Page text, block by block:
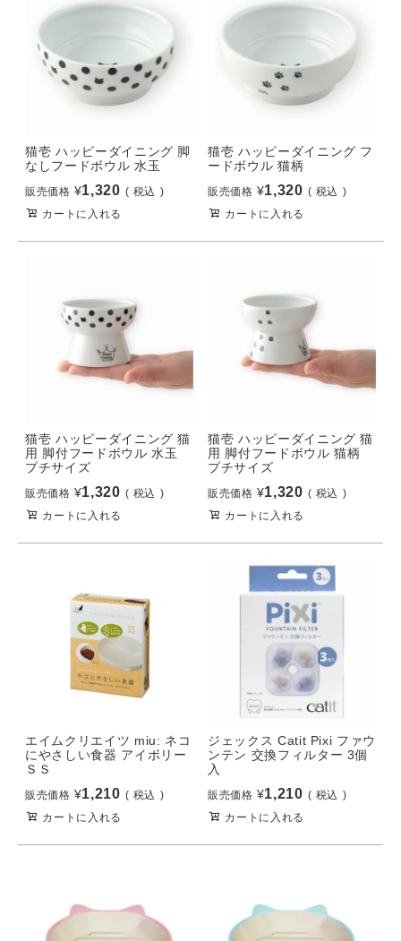
猫壱 ハッピーダイニング 脚
なしフードボウル 水玉
販売価格 ¥1,320
税込
カートに入れる
猫壱 ハッピーダイニング フ
ードボウル 猫柄
販売価格 ¥1,320
税込
カートに入れる
猫壱 ハッピーダイニング 猫
用 脚付フードボウル 水玉
プチサイズ
販売価格 ¥1,320
税込
カートに入れる
猫壱 ハッピーダイニング 猫
用 脚付フードボウル 猫柄
プチサイズ
販売価格 ¥1,320
税込
カートに入れる
エイムクリエイツ miu: ネコ
にやさしい食器 アイボリー
ＳＳ
販売価格 ¥1,210
税込
カートに入れる
ジェックス Catit Pixi ファウ
ンテン 交換フィルター 3個
入
販売価格 ¥1,210
税込
カートに入れる